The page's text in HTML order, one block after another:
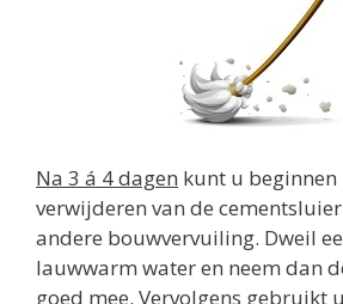
Na 3 á 4 dagen kunt u beginnen
verwijderen van de
andere bouwvervuiling. Dweil
lauwwarm water en neem dan
goed mee. Vervolgens gebruikt